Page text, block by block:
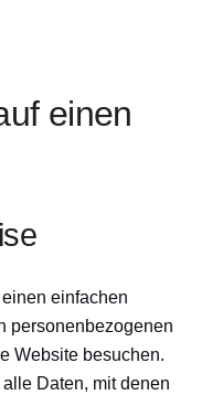
einen
einfachen
personenbezogenen
Website besuchen.
Daten, mit denen